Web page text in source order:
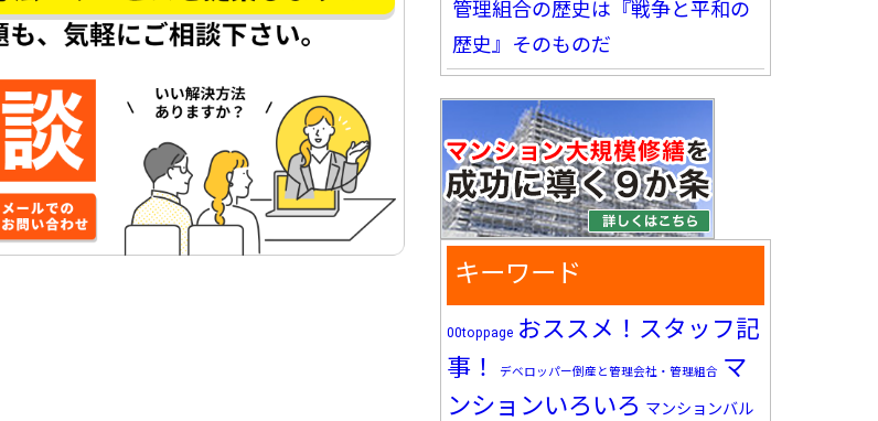
管理組合の歴史は『戦争と平和の
歴史』そのものだ
キーワード
00toppage おススメ！スタッフ記
事！
デベロッパー倒産と管理会社・管理組合 マ
ンションいろいろ マンションバル